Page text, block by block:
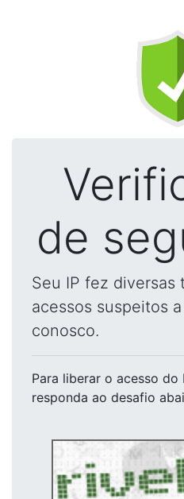
de
Seu IP fez diversas
acessos suspeitos
conosco.
Para liberar o acesso do
responda ao desafio